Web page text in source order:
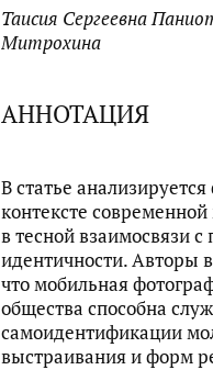
Таисия Сергеевна
Митрохина
АННОТАЦИЯ
В статье
контексте
в тесной взаимосвязи
идентичности. Авторы
что мобильная
общества способна
самоидентификации
выстраивания и форм